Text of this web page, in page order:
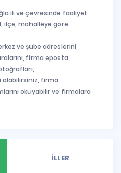
ili ve çevresinde faaliyet
ilçe, mahalleye göre
ve şube adreslerini,
firma eposta
alabilirsiniz, firma
okuyabilir ve firmalara
İLLER